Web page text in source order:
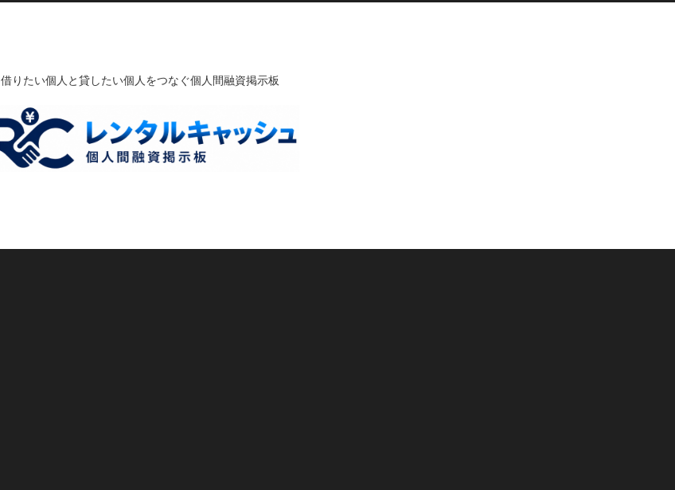
借りたい個人と貸したい個人をつなぐ個人間融資掲示板